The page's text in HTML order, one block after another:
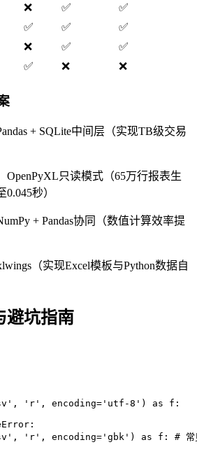
❌ ✅
✅
✅ ✅
✅
❌ ✅
✅
✅ ❌ ❌
+ SQLite中间层（实现TB级交易
OpenPyXL只读模式（65万行报表生
秒）
+ Pandas协同（数值计算效率提
（实现Excel模板与Python数据自
避坑指南
'r', encoding='utf-8') as f:
'r', encoding='gbk') as f: # 常见